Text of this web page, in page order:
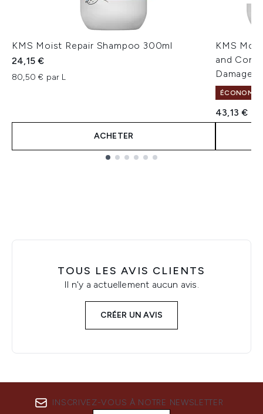
KMS Moist Repair Shampoo 300ml
24,15 €
80,50 € par L
ACHETER
KMS
and
Damaged
43,13 €
TOUS LES AVIS CLIENTS
Il n'y a actuellement aucun avis.
CRÉER UN AVIS
INSCRIVEZ-VOUS À NOTRE NEWSLETTER